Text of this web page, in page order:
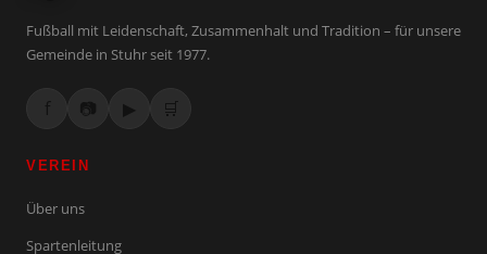
Fußball mit Leidenschaft, Zusammenhalt und Tradition – für unsere
Gemeinde in Stuhr seit 1977.
f 📷 ▶ 🛒
VEREIN
Über uns
Spartenleitung